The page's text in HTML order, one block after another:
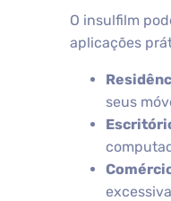
O insulfilm
aplicações
seus